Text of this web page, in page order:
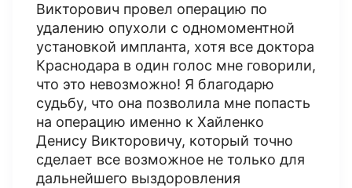
Викторович провел операцию по
удалению опухоли с одномоментной
установкой импланта, хотя все доктора
Краснодара в один голос мне говорили,
что это невозможно! Я благодарю
судьбу, что она позволила мне попасть
на операцию именно к Хайленко
Денису Викторовичу, который точно
сделает все возможное не только для
дальнейшего выздоровления